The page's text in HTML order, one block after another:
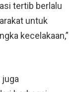
tertib berlalu
untuk
kecelakaan,”
juga